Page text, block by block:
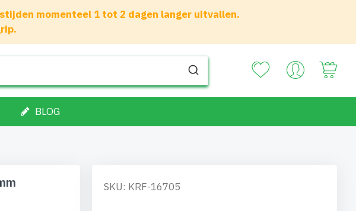
momenteel 1 tot 2 dagen langer uitvallen.
BLOG
SKU: KRF-16705